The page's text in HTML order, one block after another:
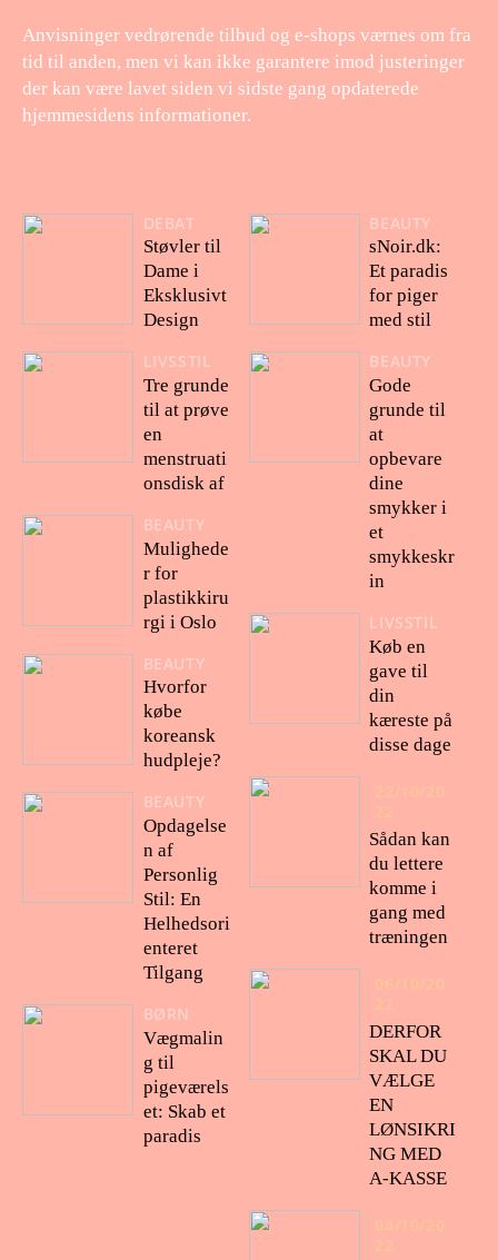
Anvisninger vedrørende tilbud og e-shops værnes om fra
tid til anden, men vi kan ikke garantere imod justeringer
der kan være lavet siden vi sidste gang opdaterede
hjemmesidens informationer.
DEBAT
Støvler til
Dame i
Eksklusivt
Design
LIVSSTIL
Tre grunde
til at prøve
en
menstruati
onsdisk af
BEAUTY
Mulighede
r for
plastikkiru
rgi i Oslo
BEAUTY
Hvorfor
købe
koreansk
hudpleje?
BEAUTY
Opdagelse
n af
Personlig
Stil: En
Helhedsori
enteret
Tilgang
BØRN
Vægmalin
g til
pigeværels
et: Skab et
paradis
BEAUTY
sNoir.dk:
Et paradis
for piger
med stil
BEAUTY
Gode
grunde til
at
opbevare
dine
smykker i
et
smykkeskr
in
LIVSSTIL
Køb en
gave til
din
kæreste på
disse dage
Sådan kan
du lettere
komme i
gang med
træningen
DERFOR
SKAL DU
VÆLGE
EN
LØNSIKRI
NG MED
A-KASSE